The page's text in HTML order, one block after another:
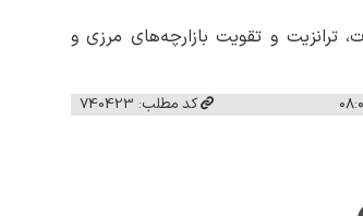
ترانزیت و تقویت بازارچه‌های مرزی و
کد مطلب: 740423